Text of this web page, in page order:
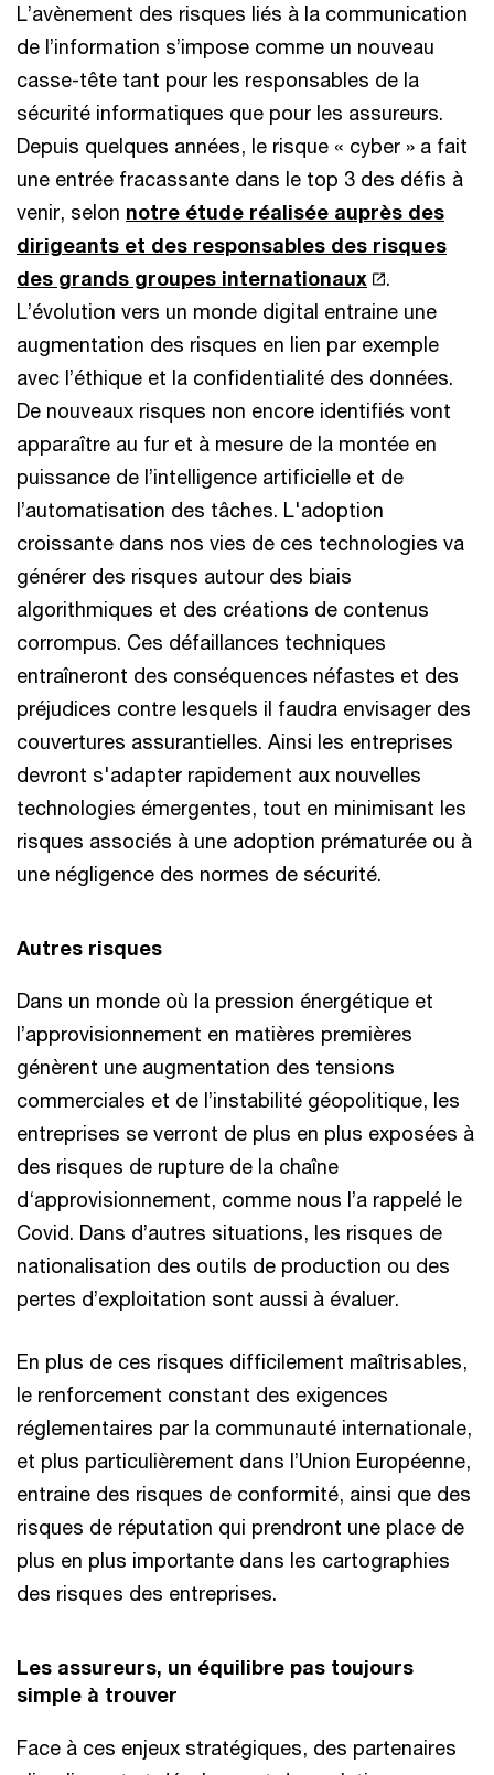
L’avènement des risques liés à la communication
de l’information s’impose comme un nouveau
casse-tête tant pour les responsables de la
sécurité informatiques que pour les assureurs.
Depuis quelques années, le risque « cyber » a fait
une entrée fracassante dans le top 3 des défis à
venir, selon notre étude réalisée auprès des
dirigeants et des responsables des risques
des grands groupes internationaux
.
L’évolution vers un monde digital entraine une
augmentation des risques en lien par exemple
avec l’éthique et la confidentialité des données.
De nouveaux risques non encore identifiés vont
apparaître au fur et à mesure de la montée en
puissance de l’intelligence artificielle et de
l’automatisation des tâches. L'adoption
croissante dans nos vies de ces technologies va
générer des risques autour des biais
algorithmiques et des créations de contenus
corrompus. Ces défaillances techniques
entraîneront des conséquences néfastes et des
préjudices contre lesquels il faudra envisager des
couvertures assurantielles. Ainsi les entreprises
devront s'adapter rapidement aux nouvelles
technologies émergentes, tout en minimisant les
risques associés à une adoption prématurée ou à
une négligence des normes de sécurité.
Autres risques
Dans un monde où la pression énergétique et
l’approvisionnement en matières premières
génèrent une augmentation des tensions
commerciales et de l’instabilité géopolitique, les
entreprises se verront de plus en plus exposées à
des risques de rupture de la chaîne
d‘approvisionnement, comme nous l’a rappelé le
Covid. Dans d’autres situations, les risques de
nationalisation des outils de production ou des
pertes d’exploitation sont aussi à évaluer.
En plus de ces risques difficilement maîtrisables,
le renforcement constant des exigences
réglementaires par la communauté internationale,
et plus particulièrement dans l’Union Européenne,
entraine des risques de conformité, ainsi que des
risques de réputation qui prendront une place de
plus en plus importante dans les cartographies
des risques des entreprises.
Les assureurs, un équilibre pas toujours
simple à trouver
Face à ces enjeux stratégiques, des partenaires